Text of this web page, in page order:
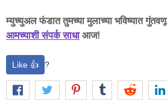
म्युच्युअल फंडात तुमच्या मुलाच्या भविष्यात
आमच्याशी संपर्क साधाआज!
Like 👍 ?